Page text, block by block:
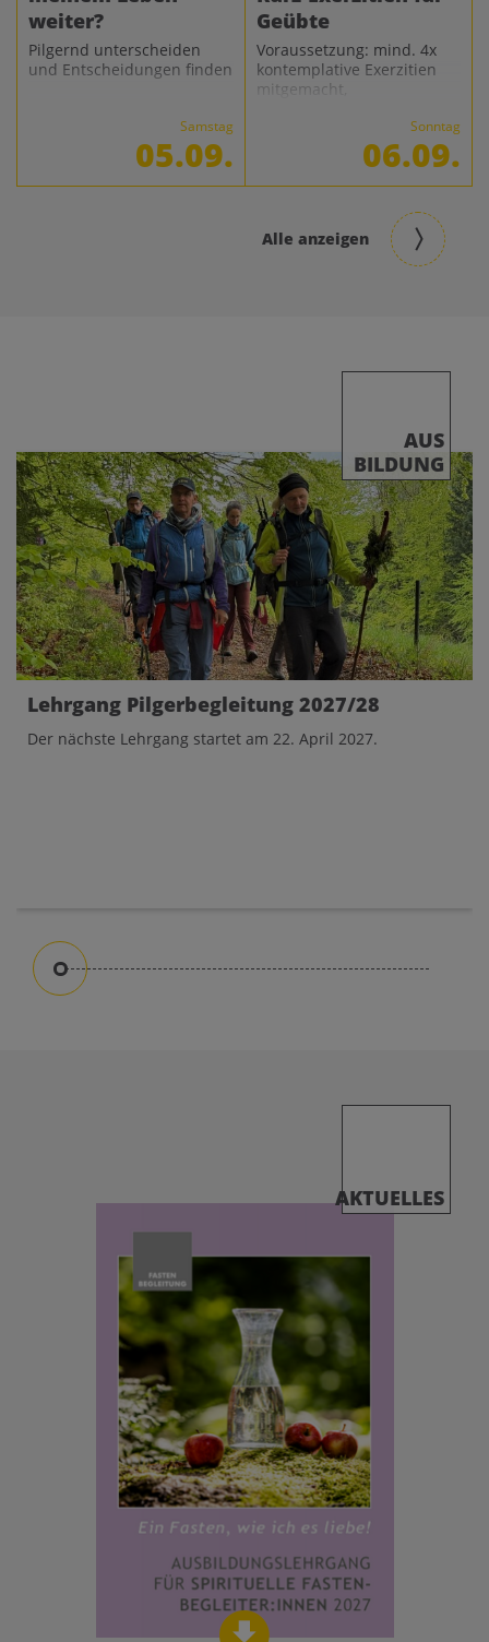
weiter?
Pilgernd unterscheiden
und Entscheidungen finden
Samstag
05.09.
Geübte
Voraussetzung: mind. 4x
kontemplative Exerzitien
mitgemacht,
Sonntag
06.09.
Alle anzeigen
AUS
BILDUNG
Lehrgang Pilgerbegleitung 2027/28
Der nächste Lehrgang startet am 22. April 2027.
AKTUELLES